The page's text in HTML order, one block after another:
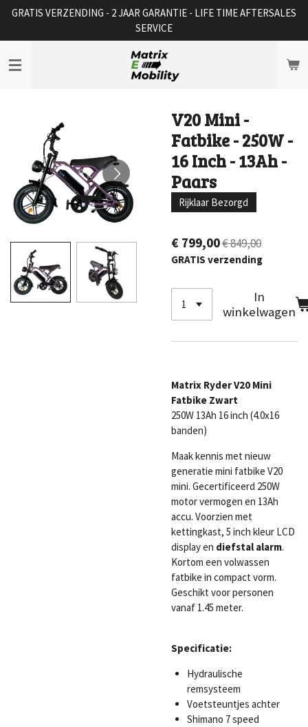
Ga
naar
de
hoofdinhoud
GRATIS VERZENDING - 2 JAAR GARANTIE - LIFE TIME AFTERSALES
SERVICE
V20 Mini -
Fatbike - 250W -
16 Inch - 13Ah -
Paars
Rijklaar Bezorgd
€ 799,00€ 849,00
GRATIS verzending
In
winkelwagen
Matrix Ryder V20 Mini
Fatbike Zwart
250W 13Ah 16 inch (4.0x16
banden)
Maak kennis met nieuw
generatie mini fatbike V20
mini. Gecertificeerd 250W
motor vermogen en 13Ah
accu. Voorzien met
kettingkast, 5 inch kleur LCD
display en diefstal alarm.
Kortom een volwassen
fatbike in compact vorm.
Geschikt voor personen
vanaf 1.45 meter.
Specificatie:
Hydraulische
remsysteem
Voetsteuntjes achter
Shimano 7 speed